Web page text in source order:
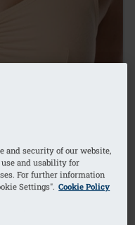
and security of our website,
and usability for
For further information
Settings". Cookie Policy